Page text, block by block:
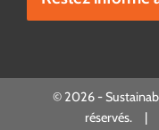
© 2026 -
réservés. |